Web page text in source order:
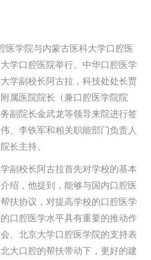
医学院与内蒙古医科大学口腔医
学口腔医院举行。中华口腔医学
学副校长阿古拉，科技处处长贾
属医院院长（兼口腔医学院院
副院长金武龙等领导来院进行签
、李铁军和相关职能部门负责人
长主持。
副校长阿古拉首先对学校的基本
绍，他提到，能够与国内口腔医
扶协议，对提高学校的口腔医学
口腔医学水平具有重要的推动作
、北京大学口腔医学院的支持表
大口腔的帮扶带动下，更好的建